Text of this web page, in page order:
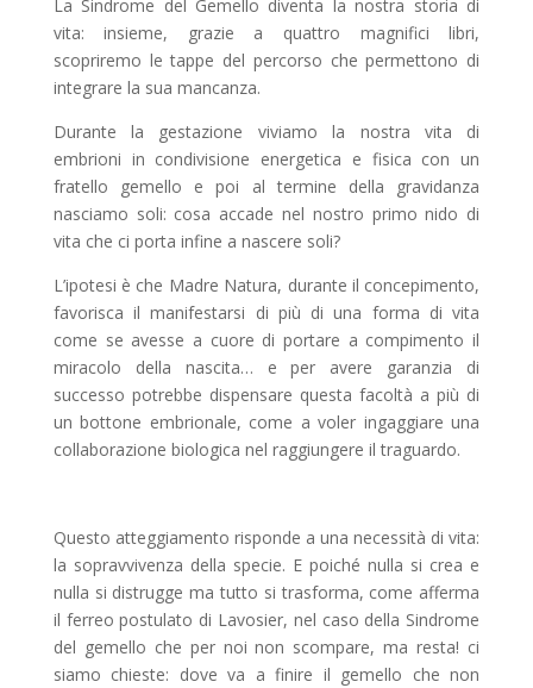
La Sindrome del Gemello diventa la nostra storia di
vita: insieme, grazie a quattro magnifici libri,
scopriremo le tappe del percorso che permettono di
integrare la sua mancanza.
Durante la gestazione viviamo la nostra vita di
embrioni in condivisione energetica e fisica con un
fratello gemello e poi al termine della gravidanza
nasciamo soli: cosa accade nel nostro primo nido di
vita che ci porta infine a nascere soli?
L’ipotesi è che Madre Natura, durante il concepimento,
favorisca il manifestarsi di più di una forma di vita
come se avesse a cuore di portare a compimento il
miracolo della nascita… e per avere garanzia di
successo potrebbe dispensare questa facoltà a più di
un bottone embrionale, come a voler ingaggiare una
collaborazione biologica nel raggiungere il traguardo.
Questo atteggiamento risponde a una necessità di vita:
la sopravvivenza della specie. E poiché nulla si crea e
nulla si distrugge ma tutto si trasforma, come afferma
il ferreo postulato di Lavosier, nel caso della Sindrome
del gemello che per noi non scompare, ma resta! ci
siamo chieste: dove va a finire il gemello che non